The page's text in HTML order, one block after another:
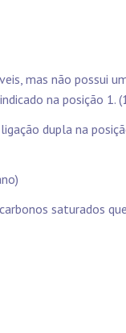
mas não possui
na posição 1.
dupla na
saturados